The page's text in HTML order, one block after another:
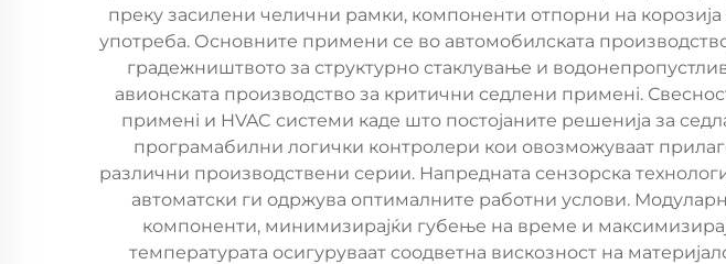
преку засилени челични рамки, компоненти отпорни на
употреба. Основните примени се во автомобилската
градежништвото за структурно стаклување и
авионската производство за критични седлени применi.
применi и HVAC системи каде што постојаните решенија за
програмабилни логички контролери кои овозможуваат
различни производствени серии. Напредната сензорска
автоматски ги одржува оптималните работни услови.
компоненти, минимизирајќи губење на време и
температурата осигуруваат соодветна вискозност на